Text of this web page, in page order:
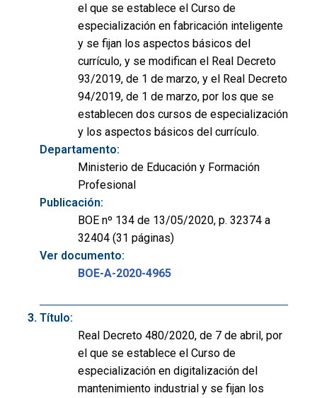
el que se establece el Curso de
especialización en fabricación inteligente
y se fijan los aspectos básicos del
currículo, y se modifican el Real Decreto
93/2019, de 1 de marzo, y el Real Decreto
94/2019, de 1 de marzo, por los que se
establecen dos cursos de especialización
y los aspectos básicos del currículo.
Departamento:
Ministerio de Educación y Formación
Profesional
Publicación:
BOE nº 134 de 13/05/2020, p. 32374 a
32404 (31 páginas)
Ver documento:
BOE-A-2020-4965
Título:
Real Decreto 480/2020, de 7 de abril, por
el que se establece el Curso de
especialización en digitalización del
mantenimiento industrial y se fijan los